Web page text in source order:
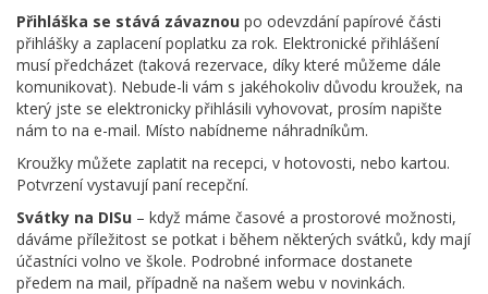
Přihláška se stává závaznou po odevzdání papírové části
přihlášky a zaplacení poplatku za rok. Elektronické přihlášení
musí předcházet (taková rezervace, díky které můžeme dále
komunikovat). Nebude-li vám s jakéhokoliv důvodu kroužek, na
který jste se elektronicky přihlásili vyhovovat, prosím napište
nám to na e-mail. Místo nabídneme náhradníkům.
Kroužky můžete zaplatit na recepci, v hotovosti, nebo kartou.
Potvrzení vystavují paní recepční.
Svátky na DISu – když máme časové a prostorové možnosti,
dáváme příležitost se potkat i během některých svátků, kdy mají
účastníci volno ve škole. Podrobné informace dostanete
předem na mail, případně na našem webu v novinkách.